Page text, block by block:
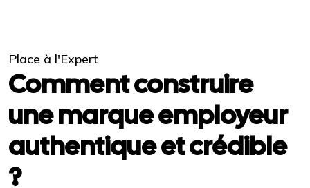
Place à l'Expert
Comment construire
une marque employeur
authentique et crédible
?